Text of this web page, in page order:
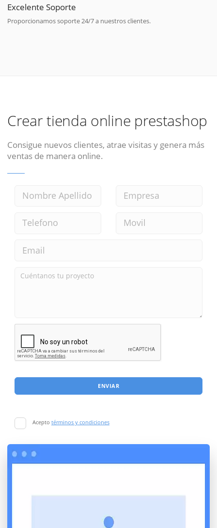
Excelente Soporte
Proporcionamos soporte 24/7 a nuestros clientes.
Crear tienda online prestashop
Consigue nuevos clientes, atrae visitas y genera más
ventas de manera online.
ENVIAR
Acepto términos y condiciones